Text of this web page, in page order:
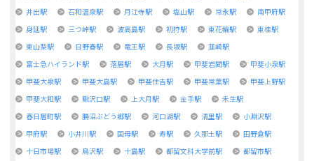
井出駅
石和温泉駅 月江寺駅 塩山駅 常永駅
南甲府駅
身延駅
三つ峠駅 波高島駅 初狩駅 東花輪駅
東桂駅
東山梨駅
日野春駅 竜王駅 長坂駅
韮崎駅
富士急ハイランド駅
落居駅 大月駅 甲斐岩間駅
甲斐小泉駅
甲斐大泉駅
甲斐大島駅 甲斐住吉駅 甲斐常葉駅
甲斐上野駅
甲斐大和駅
鰍沢口駅 上大月駅 金手駅
禾生駅
春日居町駅
勝沼ぶどう郷駅 河口湖駅 清里駅
小淵沢駅
甲府駅
小井川駅 国母駅 寿駅 久那土駅
田野倉駅
十日市場駅
鳥沢駅 十島駅 都留文科大学前駅
都留市駅